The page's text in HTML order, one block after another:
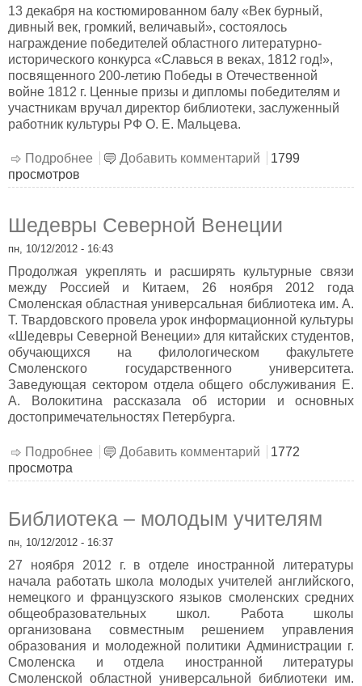
13 декабря на костюмированном балу «Век бурный,
дивный век, громкий, величавый», состоялось
награждение победителей областного литературно-
исторического конкурса «Славься в веках, 1812 год!»,
посвященного 200-летию Победы в Отечественной
войне 1812 г. Ценные призы и дипломы победителям и
участникам вручал директор библиотеки, заслуженный
работник культуры РФ О. Е. Мальцева.
Подробнее о Итоги конкурса "Славься в веках 1812 г"
Добавить комментарий
1799
просмотров
Шедевры Северной Венеции
пн, 10/12/2012 - 16:43
Продолжая укреплять и расширять культурные связи
между Россией и Китаем, 26 ноября 2012 года
Смоленская областная универсальная библиотека им. А.
Т. Твардовского провела урок информационной культуры
«Шедевры Северной Венеции» для китайских студентов,
обучающихся на филологическом факультете
Смоленского государственного университета.
Заведующая сектором отдела общего обслуживания Е.
А. Волокитина рассказала об истории и основных
достопримечательностях Петербурга.
Подробнее о Шедевры Северной Венеции
Добавить комментарий
1772
просмотра
Библиотека – молодым учителям
пн, 10/12/2012 - 16:37
27 ноября 2012 г. в отделе иностранной литературы
начала работать школа молодых учителей английского,
немецкого и французского языков смоленских средних
общеобразовательных школ. Работа школы
организована совместным решением управления
образования и молодежной политики Администрации г.
Смоленска и отдела иностранной литературы
Смоленской областной универсальной библиотеки им.